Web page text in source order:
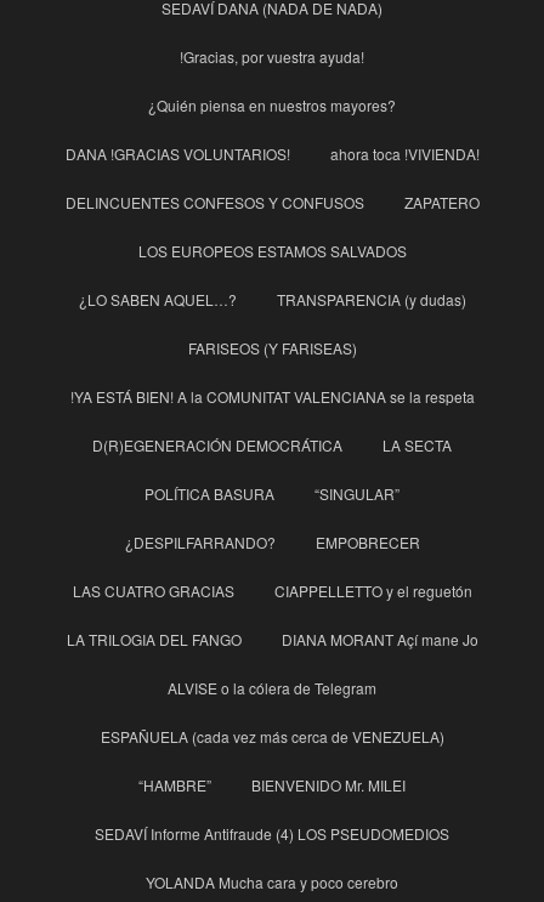
SEDAVÍ DANA (NADA DE NADA)
!Gracias, por vuestra ayuda!
¿Quién piensa en nuestros mayores?
DANA !GRACIAS VOLUNTARIOS! ahora toca !VIVIENDA!
DELINCUENTES CONFESOS Y CONFUSOS ZAPATERO
LOS EUROPEOS ESTAMOS SALVADOS
¿LO SABEN AQUEL…? TRANSPARENCIA (y dudas)
FARISEOS (Y FARISEAS)
!YA ESTÁ BIEN! A la COMUNITAT VALENCIANA se la respeta
D(R)EGENERACIÓN DEMOCRÁTICA LA SECTA
POLÍTICA BASURA “SINGULAR”
¿DESPILFARRANDO? EMPOBRECER
LAS CUATRO GRACIAS CIAPPELLETTO y el reguetón
LA TRILOGIA DEL FANGO DIANA MORANT Açí mane Jo
ALVISE o la cólera de Telegram
ESPAÑUELA (cada vez más cerca de VENEZUELA)
“HAMBRE” BIENVENIDO Mr. MILEI
SEDAVÍ Informe Antifraude (4) LOS PSEUDOMEDIOS
YOLANDA Mucha cara y poco cerebro